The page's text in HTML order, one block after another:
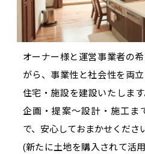
オーナー様と運営事業者の
がら、事業性と社会性を両
住宅・施設を建設いたしま
企画・提案～設計・施工ま
で、安心しておまかせくださ
(新たに土地を購入されて活